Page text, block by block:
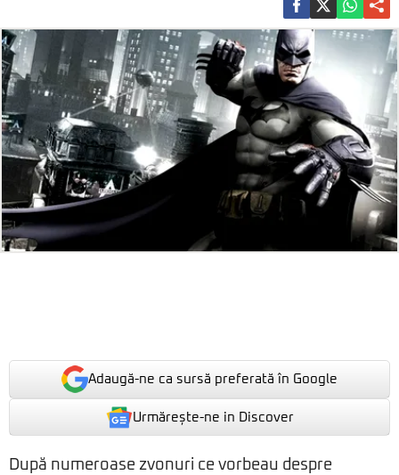
Adaugă-ne ca sursă preferată în Google
Urmărește-ne in Discover
După numeroase zvonuri ce vorbeau despre